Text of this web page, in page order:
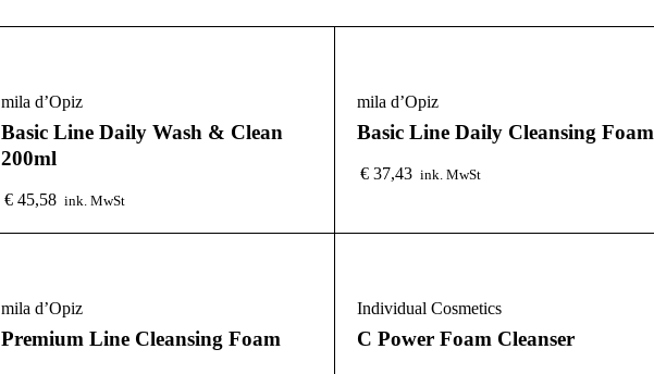
mila d’Opiz
Basic Line Daily Wash & Clean
200ml
€ 45,58 ink. MwSt
mila d’Opiz
Basic Line Daily Cleansing Foam
€ 37,43 ink. MwSt
mila d’Opiz
Premium Line Cleansing Foam
Individual Cosmetics
C Power Foam Cleanser